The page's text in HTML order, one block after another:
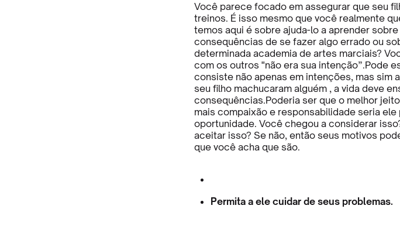
Você parece focado em assegurar que seu
treinos. É isso mesmo que você realmente
temos aqui é sobre ajuda-lo a aprender sobre
consequências de se fazer algo errado ou
determinada academia de artes marciais?
com os outros "não era sua intenção”.Pode
consiste não apenas em intenções, mas sim
seu filho machucaram alguém , a vida deve
consequências.Poderia ser que o melhor
mais compaixão e responsabilidade seria ele
oportunidade. Você chegou a considerar
aceitar isso? Se não, então seus motivos
que você acha que são.
Permita a ele cuidar de seus problemas.